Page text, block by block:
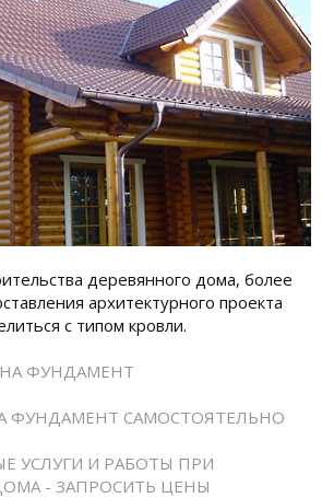
деревянного дома, более
архитектурного проекта
с типом кровли.
ФУНДАМЕНТ
ФУНДАМЕНТ САМОСТОЯТЕЛЬНО
УСЛУГИ И РАБОТЫ ПРИ
- ЗАПРОСИТЬ ЦЕНЫ